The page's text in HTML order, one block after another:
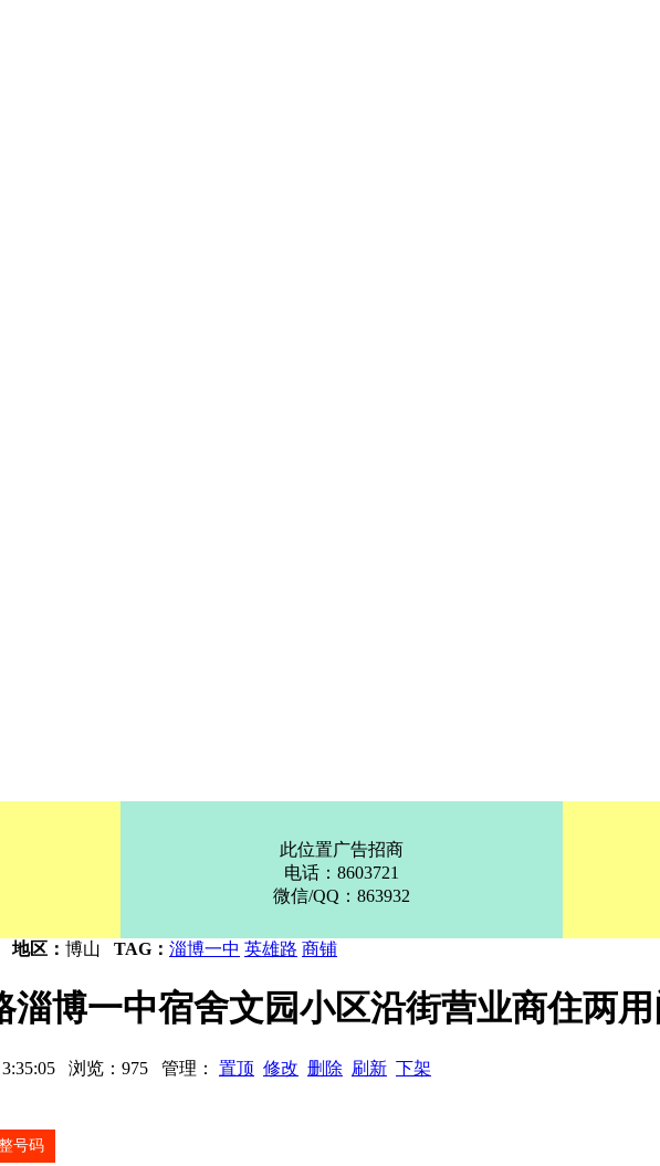
此位置广告招商
电话：8603721
微信/QQ：863932
地区： 博山 TAG： 淄博一中 英雄路 商铺
淄博一中宿舍文园小区沿街营业商住两
浏览：975 管理： 置顶 修改 删除 刷新 下架
号码